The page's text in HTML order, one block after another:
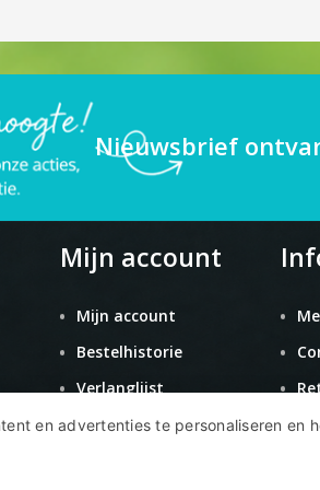
Nieuwsbrief
Mijn account
Mijn account
Bestelhistorie
Verlanglijst
Nieuwsbrief
en advertenties te personaliseren en